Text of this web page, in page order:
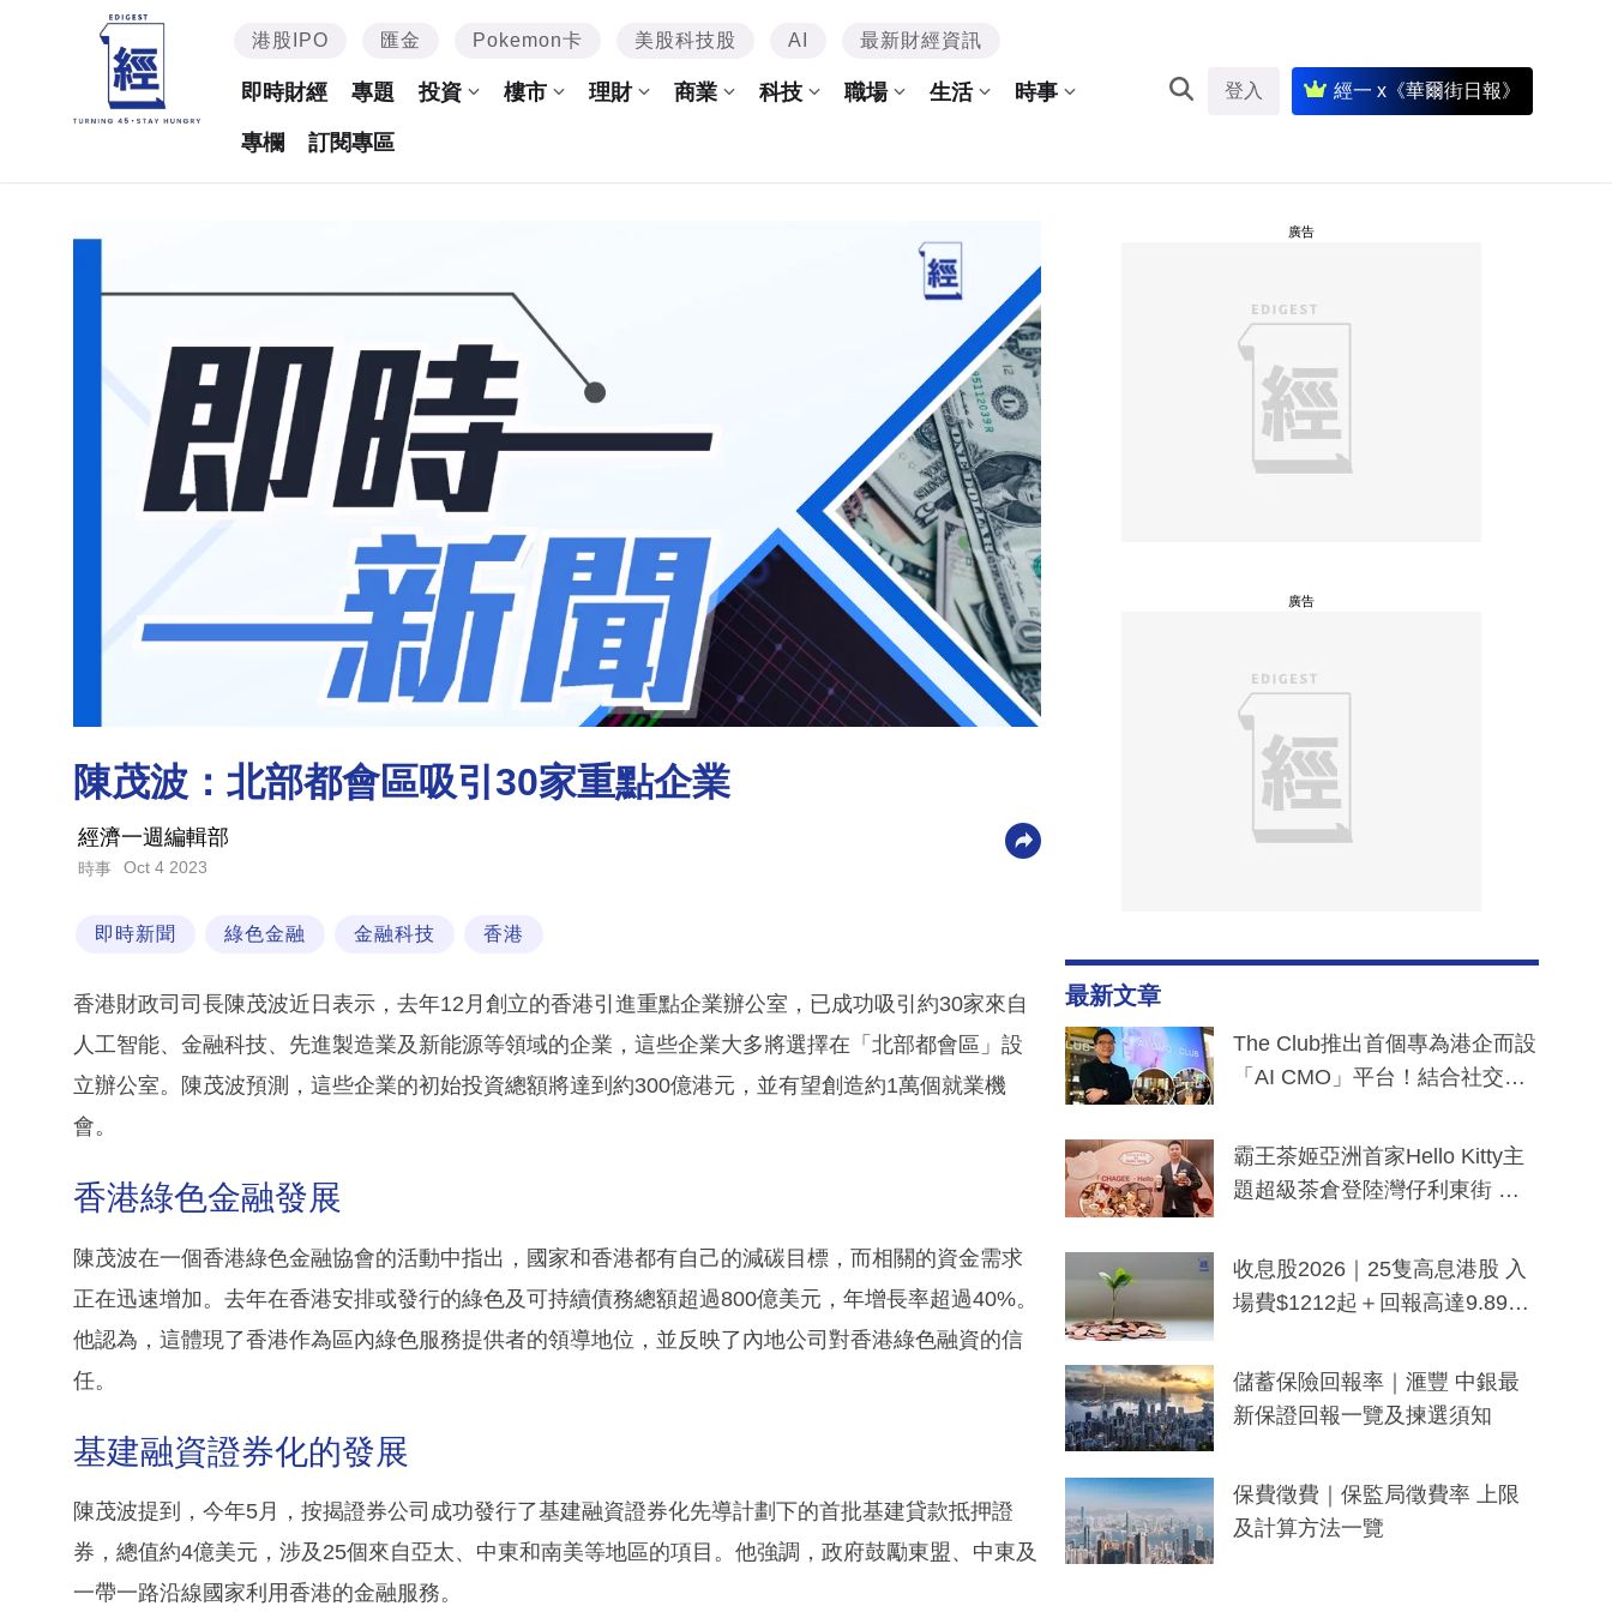
港股IPO 匯金 Pokemon卡 美股科技股 AI 最新財經資訊
即時財經 專題 投資 樓市 理財 商業 科技 職場 生活 時事
專欄 訂閱專區
登入 經一 x《華爾街日報》
陳茂波：北部都會區吸引30家重點企業
經濟一週編輯部
時事 Oct 4 2023
即時新聞 綠色金融 金融科技 香港
香港財政司司長陳茂波近日表示，去年12月創立的香港引進重點企業辦公室，已成功吸引約30家來自
人工智能、金融科技、先進製造業及新能源等領域的企業，這些企業大多將選擇在「北部都會區」設
立辦公室。陳茂波預測，這些企業的初始投資總額將達到約300億港元，並有望創造約1萬個就業機
會。
香港綠色金融發展
陳茂波在一個香港綠色金融協會的活動中指出，國家和香港都有自己的減碳目標，而相關的資金需求
正在迅速增加。去年在香港安排或發行的綠色及可持續債務總額超過800億美元，年增長率超過40%。
他認為，這體現了香港作為區內綠色服務提供者的領導地位，並反映了內地公司對香港綠色融資的信
任。
基建融資證券化的發展
陳茂波提到，今年5月，按揭證券公司成功發行了基建融資證券化先導計劃下的首批基建貸款抵押證
券，總值約4億美元，涉及25個來自亞太、中東和南美等地區的項目。他強調，政府鼓勵東盟、中東及
一帶一路沿線國家利用香港的金融服務。
廣告
廣告
最新文章
The Club推出首個專為港企而設
「AI CMO」平台！結合社交聆
分鐘生成「貼地」宣傳短片
霸王茶姬亞洲首家Hello Kitty主
題超級茶倉登陸灣仔利東街 推
y及香港限定特調系列
收息股2026｜25隻高息港股 入
場費$1212起＋回報高達9.89
儲蓄保險回報率｜滙豐 中銀最
新保證回報一覽及揀選須知
保費徵費｜保監局徵費率 上限
及計算方法一覽